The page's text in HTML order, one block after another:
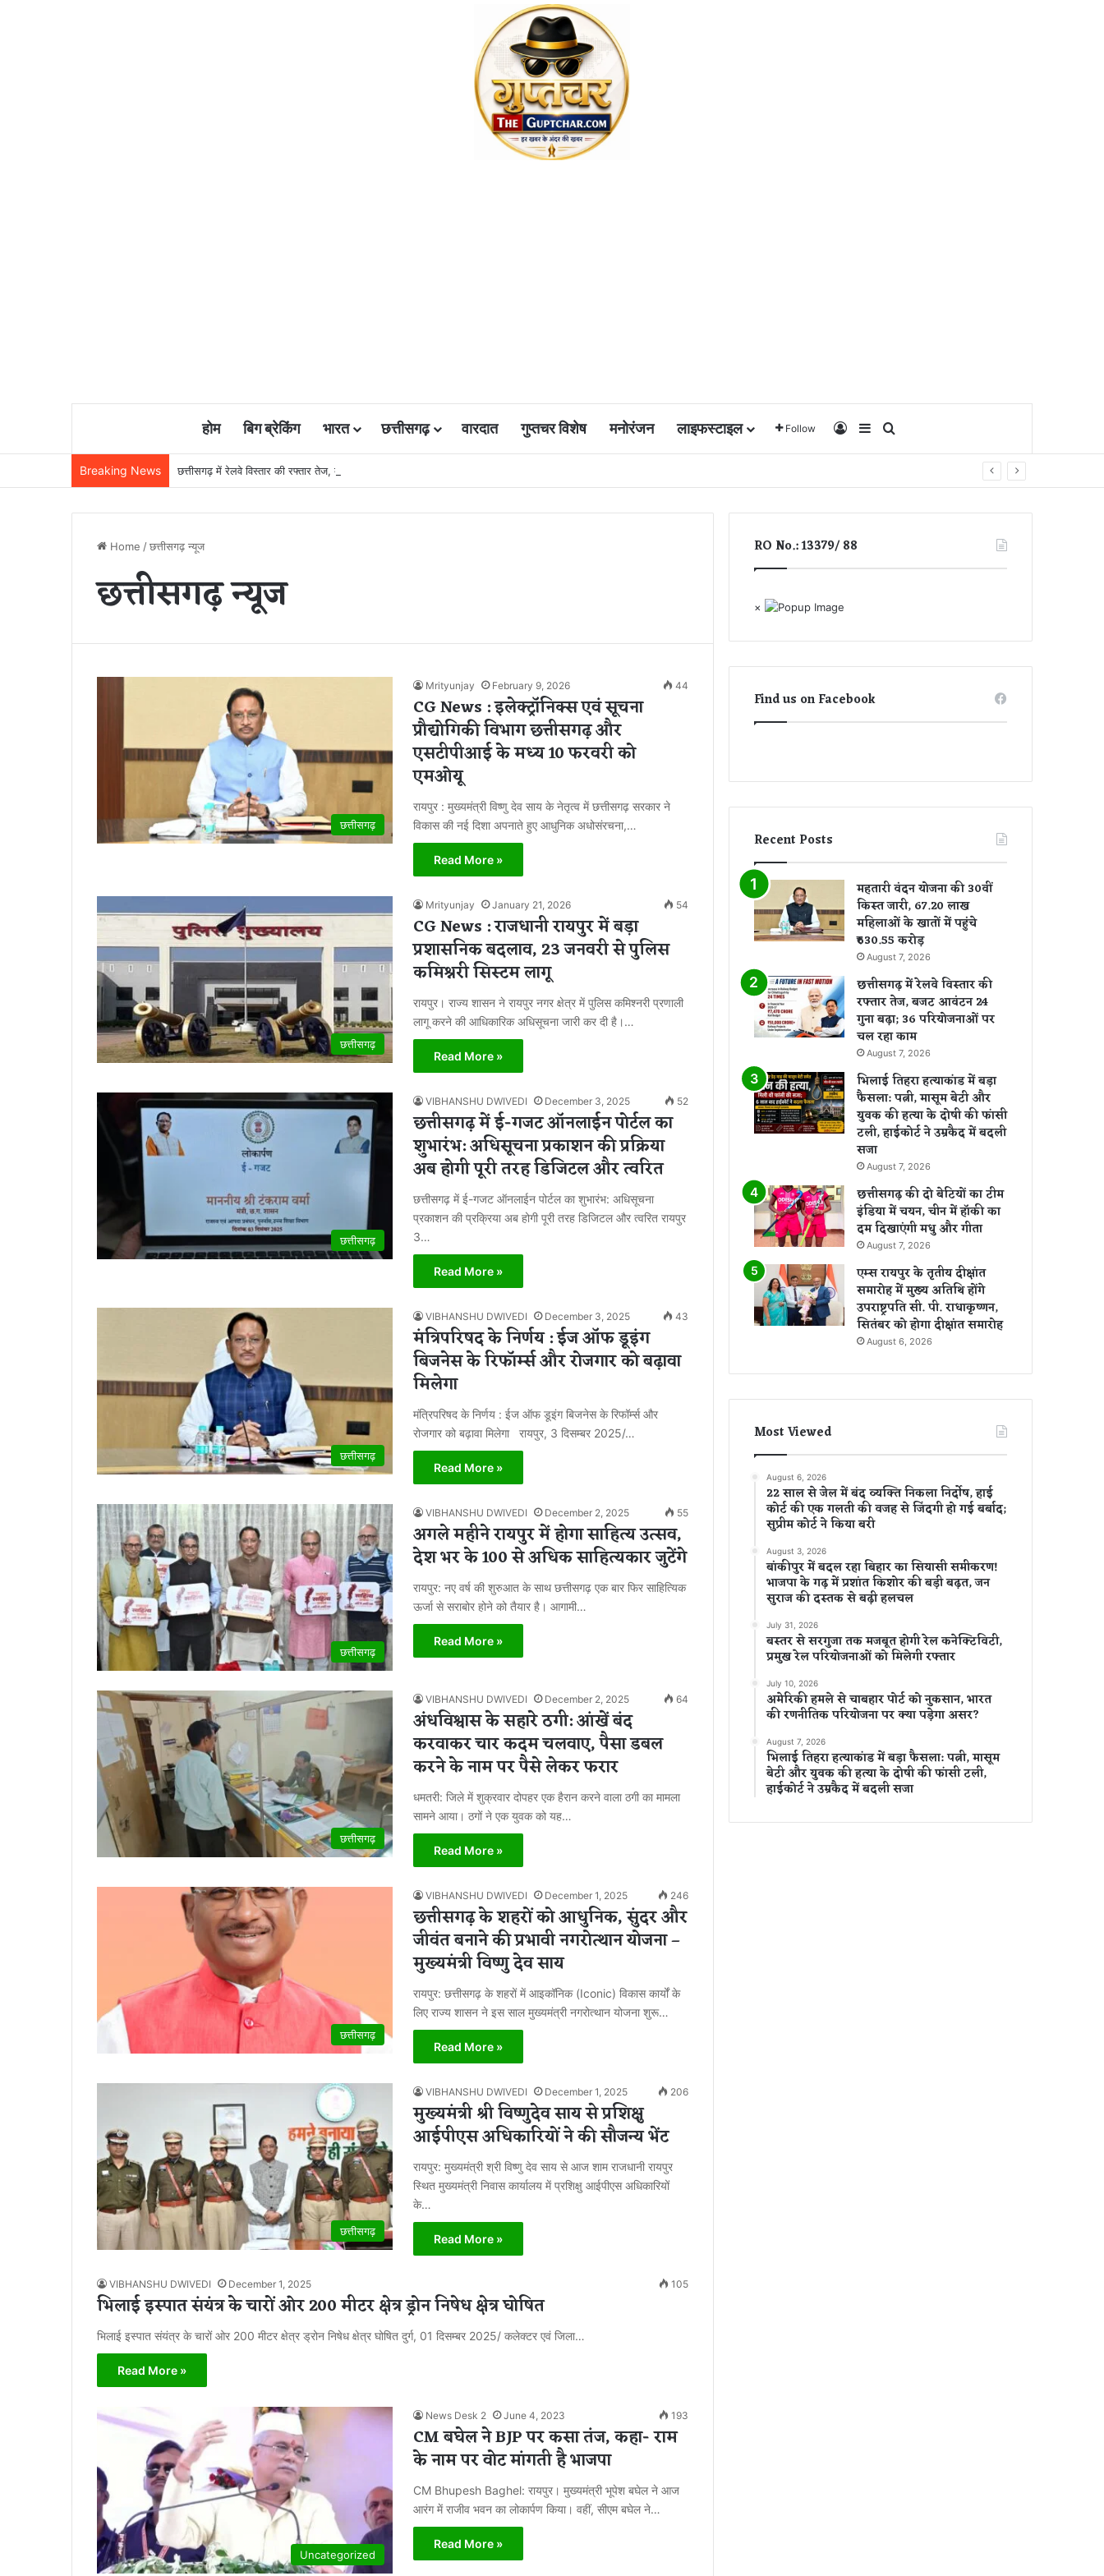
होम बिग ब्रेकिंग भारत छत्तीसगढ़ वारदात गुप्तचर विशेष मनोरंजन लाइफस्टाइल Follow Log InSidebar
Breaking News छत्तीसगढ़ में रेलवे विस्तार की रफ्तार तेज, बजट आवंटन 24 गुना बढ़ा; 36 परियोजनाओं पर चल रहा काम
Home /छत्तीसगढ़ न्यूज
छत्तीसगढ़ न्यूज
छत्तीसगढ़
Mrityunjay February 9, 2026 44
CG News : इलेक्ट्रॉनिक्स एवं सूचना
प्रौद्योगिकी विभाग छत्तीसगढ़ और
एसटीपीआई के मध्य 10 फरवरी को
एमओयू
रायपुर : मुख्यमंत्री विष्णु देव साय के नेतृत्व में छत्तीसगढ़ सरकार ने
विकास की नई दिशा अपनाते हुए आधुनिक अधोसंरचना,…
Read More »
छत्तीसगढ़
Mrityunjay January 21, 2026 54
CG News : राजधानी रायपुर में बड़ा
प्रशासनिक बदलाव, 23 जनवरी से पुलिस
कमिश्नरी सिस्टम लागू
रायपुर। राज्य शासन ने रायपुर नगर क्षेत्र में पुलिस कमिश्नरी प्रणाली
लागू करने की आधिकारिक अधिसूचना जारी कर दी है।…
Read More »
छत्तीसगढ़
VIBHANSHU DWIVEDI December 3, 2025 52
छत्तीसगढ़ में ई-गजट ऑनलाईन पोर्टल का
शुभारंभ: अधिसूचना प्रकाशन की प्रक्रिया
अब होगी पूरी तरह डिजिटल और त्वरित
छत्तीसगढ़ में ई-गजट ऑनलाईन पोर्टल का शुभारंभ: अधिसूचना
प्रकाशन की प्रक्रिया अब होगी पूरी तरह डिजिटल और त्वरित रायपुर
3…
Read More »
छत्तीसगढ़
VIBHANSHU DWIVEDI December 3, 2025 43
मंत्रिपरिषद के निर्णय : ईज ऑफ डूइंग
बिजनेस के रिफॉर्म्स और रोजगार को बढ़ावा
मिलेगा
मंत्रिपरिषद के निर्णय : ईज ऑफ डूइंग बिजनेस के रिफॉर्म्स और
रोजगार को बढ़ावा मिलेगा रायपुर, 3 दिसम्बर 2025/…
Read More »
छत्तीसगढ़
VIBHANSHU DWIVEDI December 2, 2025 55
अगले महीने रायपुर में होगा साहित्य उत्सव,
देश भर के 100 से अधिक साहित्यकार जुटेंगे
रायपुर: नए वर्ष की शुरुआत के साथ छत्तीसगढ़ एक बार फिर साहित्यिक
ऊर्जा से सराबोर होने को तैयार है। आगामी…
Read More »
छत्तीसगढ़
VIBHANSHU DWIVEDI December 2, 2025 64
अंधविश्वास के सहारे ठगी: आंखें बंद
करवाकर चार कदम चलवाए, पैसा डबल
करने के नाम पर पैसे लेकर फरार
धमतरी: जिले में शुक्रवार दोपहर एक हैरान करने वाला ठगी का मामला
सामने आया। ठगों ने एक युवक को यह…
Read More »
छत्तीसगढ़
VIBHANSHU DWIVEDI December 1, 2025 246
छत्तीसगढ़ के शहरों को आधुनिक, सुंदर और
जीवंत बनाने की प्रभावी नगरोत्थान योजना –
मुख्यमंत्री विष्णु देव साय
रायपुर: छत्तीसगढ़ के शहरों में आइकॉनिक (Iconic) विकास कार्यों के
लिए राज्य शासन ने इस साल मुख्यमंत्री नगरोत्थान योजना शुरू…
Read More »
छत्तीसगढ़
VIBHANSHU DWIVEDI December 1, 2025 206
मुख्यमंत्री श्री विष्णुदेव साय से प्रशिक्षु
आईपीएस अधिकारियों ने की सौजन्य भेंट
रायपुर: मुख्यमंत्री श्री विष्णु देव साय से आज शाम राजधानी रायपुर
स्थित मुख्यमंत्री निवास कार्यालय में प्रशिक्षु आईपीएस अधिकारियों
के…
Read More »
VIBHANSHU DWIVEDI December 1, 2025 105
भिलाई इस्पात संयंत्र के चारों ओर 200 मीटर क्षेत्र ड्रोन निषेध क्षेत्र घोषित
भिलाई इस्पात संयंत्र के चारों ओर 200 मीटर क्षेत्र ड्रोन निषेध क्षेत्र घोषित दुर्ग, 01 दिसम्बर 2025/ कलेक्टर एवं जिला…
Read More »
Uncategorized
News Desk 2 June 4, 2023 193
CM बघेल ने BJP पर कसा तंज, कहा- राम
के नाम पर वोट मांगती है भाजपा
CM Bhupesh Baghel: रायपुर। मुख्यमंत्री भूपेश बघेल ने आज
आरंग में राजीव भवन का लोकार्पण किया। वहीं, सीएम बघेल ने…
Read More »
RO No.: 13379/ 88
×
Find us on Facebook
Recent Posts
महतारी वंदन योजना की 30वीं
किस्त जारी, 67.20 लाख
महिलाओं के खातों में पहुंचे
₹630.55 करोड़
August 7, 2026
छत्तीसगढ़ में रेलवे विस्तार की
रफ्तार तेज, बजट आवंटन 24
गुना बढ़ा; 36 परियोजनाओं पर
चल रहा काम
August 7, 2026
भिलाई तिहरा हत्याकांड में बड़ा
फैसला: पत्नी, मासूम बेटी और
युवक की हत्या के दोषी की फांसी
टली, हाईकोर्ट ने उम्रकैद में बदली
सजा
August 7, 2026
छत्तीसगढ़ की दो बेटियों का टीम
इंडिया में चयन, चीन में हॉकी का
दम दिखाएंगी मधु और गीता
August 7, 2026
एम्स रायपुर के तृतीय दीक्षांत
समारोह में मुख्य अतिथि होंगे
उपराष्ट्रपति सी. पी. राधाकृष्णन,
सितंबर को होगा दीक्षांत समारोह
August 6, 2026
Most Viewed
August 6, 2026
22 साल से जेल में बंद व्यक्ति निकला निर्दोष, हाई
कोर्ट की एक गलती की वजह से जिंदगी हो गई बर्बाद;
सुप्रीम कोर्ट ने किया बरी
August 3, 2026
बांकीपुर में बदल रहा बिहार का सियासी समीकरण!
भाजपा के गढ़ में प्रशांत किशोर की बड़ी बढ़त, जन
सुराज की दस्तक से बढ़ी हलचल
July 31, 2026
बस्तर से सरगुजा तक मजबूत होगी रेल कनेक्टिविटी,
प्रमुख रेल परियोजनाओं को मिलेगी रफ्तार
July 10, 2026
अमेरिकी हमले से चाबहार पोर्ट को नुकसान, भारत
की रणनीतिक परियोजना पर क्या पड़ेगा असर?
August 7, 2026
भिलाई तिहरा हत्याकांड में बड़ा फैसला: पत्नी, मासूम
बेटी और युवक की हत्या के दोषी की फांसी टली,
हाईकोर्ट ने उम्रकैद में बदली सजा